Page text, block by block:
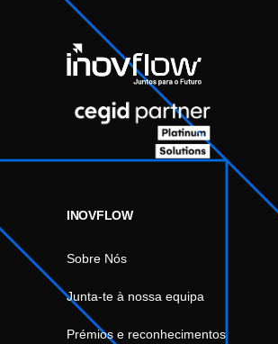
INOVFLOW
Sobre Nós
Junta-te à nossa equipa
Prémios e reconhecimentos